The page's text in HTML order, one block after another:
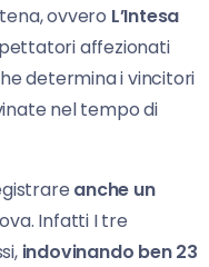
ovvero L’Intesa
affezionati
determina i vincitori
nel tempo di
anche un
Infatti I tre
indovinando ben 23